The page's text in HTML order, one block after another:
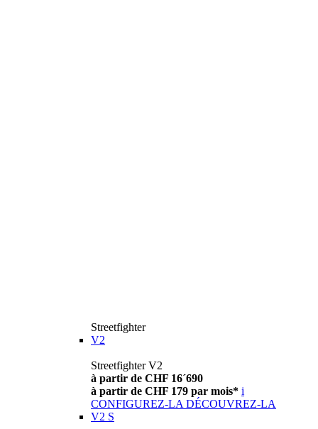
Streetfighter
V2
Streetfighter V2
à partir de CHF 16´690
à partir de CHF 179 par mois* i
CONFIGUREZ-LA DÉCOUVREZ-LA
V2 S